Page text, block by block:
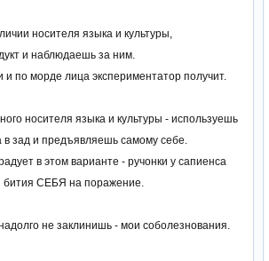
носителя языка и культуры,
и наблюдаешь за ним.
и по морде лица экспериментатор получит.
носителя языка и культуры - используешь
в зад и предъявляешь самому себе.
в этом варианте - ручонки у сапиенса
бития СЕБЯ на поражение.
не заклинишь - мои соболезнования.